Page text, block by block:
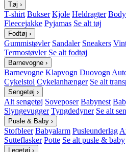
Tøj ›
T-shirt Bukser Kjole Heldragter Body
Fleecejakke Pyjamas Se alt tøj
Fodtøj ›
Gummistøvler Sandaler Sneakers
Termostøvler Se alt fodtøj
Barnevogne ›
Barnevogne Klapvogn Duovogn
Cykelstol Cykelanhænger Se alt
Sengetøj ›
Alt sengetøj Soveposer Babynest
Slyngevugger Tyngdedyner Se alt
Pusle & Baby ›
Stofbleer Babyalarm Pusleunderlag
Sutteflasker Potte Se alt pusle & baby
Legetøj ›